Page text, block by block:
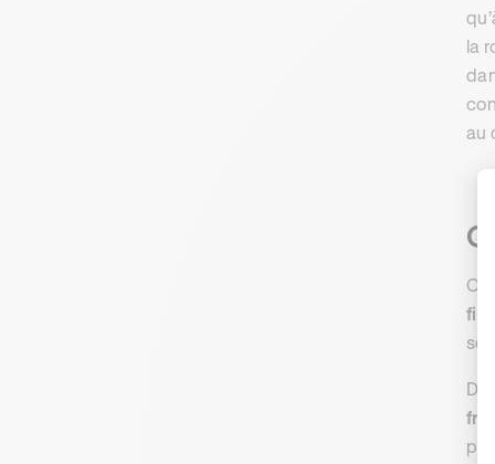
la
au
fil